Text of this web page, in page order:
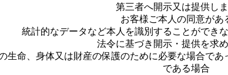
第三者へ開示又は提供しま
お客様ご本人の同意があ
統計的なデータなど本人を識別することができ
法令に基づき開示・提供を求
生命、身体又は財産の保護のために必要な場合で
である場合